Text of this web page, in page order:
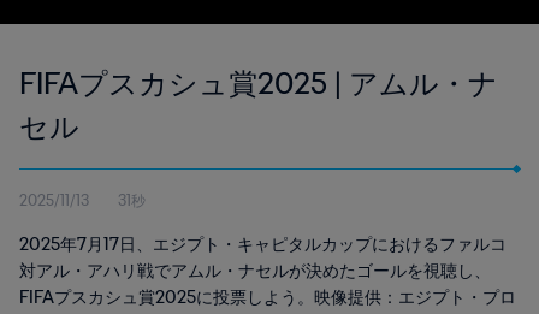
FIFAプスカシュ賞2025 | アムル・ナ
セル
2025/11/13 31秒
2025年7月17日、エジプト・キャピタルカップにおけるファルコ
対アル・アハリ戦でアムル・ナセルが決めたゴールを視聴し、
FIFAプスカシュ賞2025に投票しよう。映像提供：エジプト・プロ